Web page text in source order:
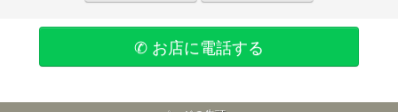
✆ お店に電話する